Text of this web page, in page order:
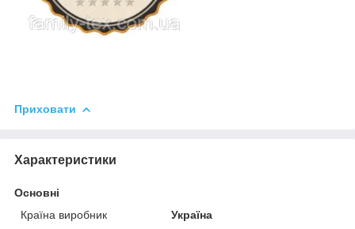
Приховати
Характеристики
Основні
Країна виробник
Україна